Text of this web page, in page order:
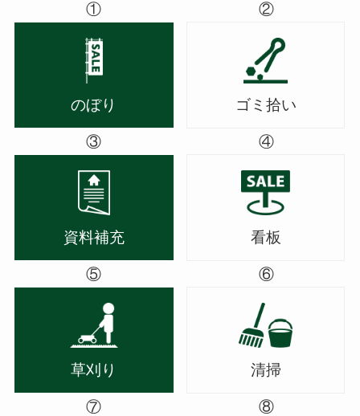
①
のぼり
②
ゴミ拾い
③
資料補充
④
看板
⑤
草刈り
⑥
清掃
⑦ ⑧